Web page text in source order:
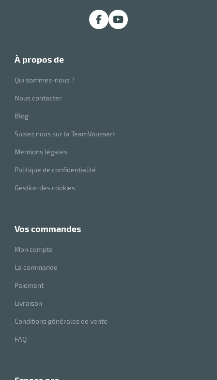
à propos de
Qui sommes-nous ?
Nous contacter
Blog
Suivez nous sur la TeamVoussert
Mentions légales
Politique de confidentialité
Gestion des cookies
vos commandes
Mon compte
La commande
Paiement
Livraison
Conditions générales de vente
FAQ